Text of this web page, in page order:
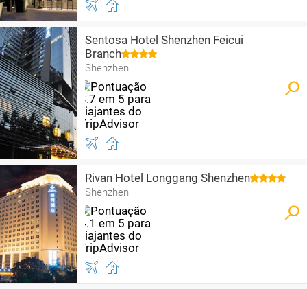
Sentosa Hotel Shenzhen Feicui
Branch
Shenzhen
Rivan Hotel Longgang Shenzhen
Shenzhen